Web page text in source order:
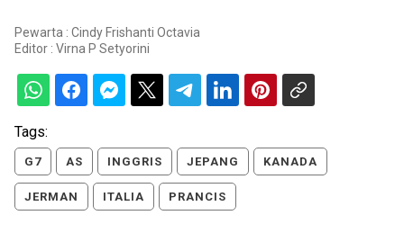
Pewarta : Cindy Frishanti Octavia
Editor : Virna P Setyorini
Tags:
G7 AS INGGRIS JEPANG KANADA
JERMAN ITALIA PRANCIS